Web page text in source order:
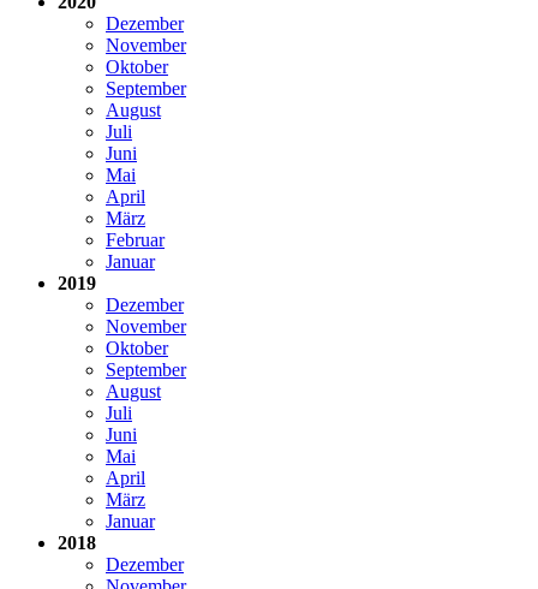
Dezember
November
Oktober
September
August
Juli
Juni
Mai
April
März
Februar
Januar
2019
Dezember
November
Oktober
September
August
Juli
Juni
Mai
April
März
Januar
2018
Dezember